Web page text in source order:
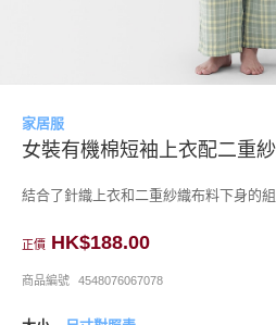
家居服
女裝有機棉短袖上衣配二重
結合了針織上衣和二重紗織布料下身的
正價 HK$188.00
商品編號 4548076067078